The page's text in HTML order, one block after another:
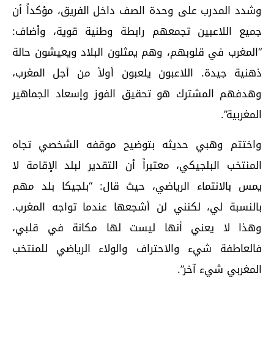
وشدد المدرب على وحدة الصف داخل الفريق، مؤكداً أن
جميع اللاعبين تجمعهم رابطة وطنية قوية، وأضاف:
“المغرب في قلوبهم، وهم يمثلون البلاد ويعيشون حالة
ذهنية جيدة. اللاعبون يلعبون أولاً من أجل المغرب،
وهدفهم المشترك هو تحقيق الفوز وإسعاد الجماهير
المغربية”.
واختتم وهبي حديثه بتوضيح موقفه الشخصي تجاه
المنتخب البلجيكي، معتبراً أن التقدير لبلد الإقامة لا
يمس بالانتماء الرياضي، حيث قال: “بلجيكا بلد مهم
بالنسبة لي، لكنني لن أشجعها عندما تواجه المغرب.
وهذا لا يعني أنها ليست لها مكانة في قلبي،
فالعاطفة شيء والاحتراف والولاء الرياضي للمنتخب
المغربي شيء آخر”.